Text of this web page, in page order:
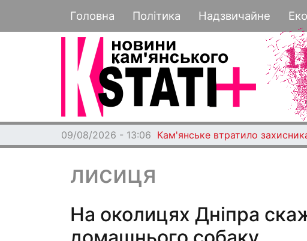
Основная навигация
Головна Політика Надзвичайне
09/08/2026 - 13:06 Кам'янське втратило
лисиця
На околицях Дніпра